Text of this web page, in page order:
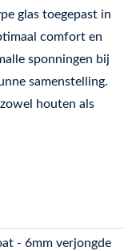
glas toegepast in
comfort en
sponningen bij
samenstelling.
houten als
- 6mm verjongde